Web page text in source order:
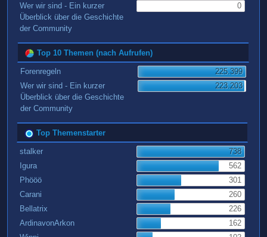
Wer wir sind - Ein kurzer
Überblick über die Geschichte
der Community
0
Top 10 Themen (nach Aufrufen)
Forenregeln
225.399
Wer wir sind - Ein kurzer
Überblick über die Geschichte
der Community
223.203
Top Themenstarter
stalker
738
Igura
562
Phööö
301
Carani
260
Bellatrix
226
ArdinavonArkon
162